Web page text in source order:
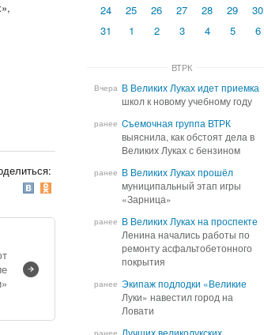
24
25 26 27 28 29
30
31
1 2 3 4 5 6
ВТРК
Вчера В Великих Луках идет приемка
школ к новому учебному году
В Великих Луках идет приемка
школ к новому учебному году
ранее Cъемочная группа ВТРК
выяснила, как обстоят дела в
Великих Луках с бензином
Cъемочная группа ВТРК
выяснила, как обстоят дела в
Великих Луках с бензином
ранее В Великих Луках прошёл
муниципальный этап игры
«Зарница»
В Великих Луках прошёл
муниципальный этап игры
«Зарница»
ранее В Великих Луках на проспекте
Ленина начались работы по
ремонту асфальтобетонного
покрытия
В Великих Луках на проспекте
Ленина начались работы по
ремонту асфальтобетонного
покрытия
ранее Экипаж подлодки «Великие
Луки» навестил город на
Ловати
Экипаж подлодки «Великие
Луки» навестил город на
Ловати
ранее Лучших великолукских
Лучших великолукских